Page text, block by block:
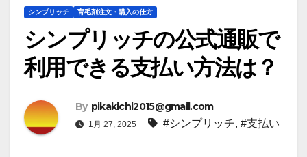
シンプリッチ 育毛剤注文・購入の仕方
シンプリッチの公式通販で
利用できる支払い方法は？
By pikakichi2015@gmail.com
1月 27, 2025 #シンプリッチ, #支払い